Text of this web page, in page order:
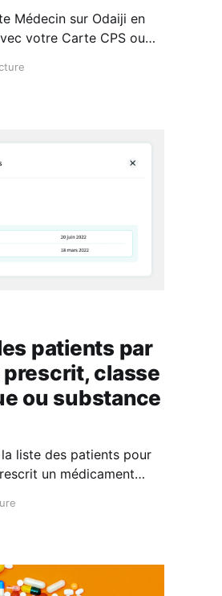
Médecin sur Odaiji en
votre Carte CPS ou
patients par
classe
ou substance
liste des patients pour
un médicament
une substance, sur une
filtre, précisez si vous